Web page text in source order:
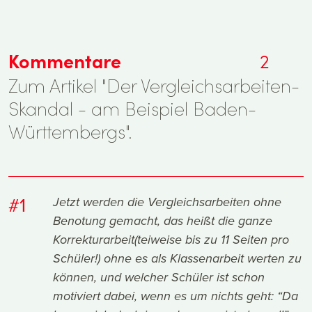
Kommentare
2
Zum Artikel "Der Vergleichsarbeiten-
Skandal - am Beispiel Baden-
Württembergs".
#1
Jetzt werden die Vergleichsarbeiten ohne
Benotung gemacht, das heißt die ganze
Korrekturarbeit(teiweise bis zu 11 Seiten pro
Schüler!) ohne es als Klassenarbeit werten zu
können, und welcher Schüler ist schon
motiviert dabei, wenn es um nichts geht: “Da